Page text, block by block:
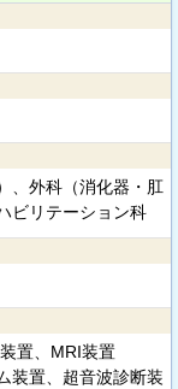
、外科（消化器・肛
ビリテーション科
置、MRI装置
装置、超音波診断装